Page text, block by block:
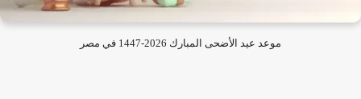
موعد عيد الأضحى المبارك 2026-1447 في مصر